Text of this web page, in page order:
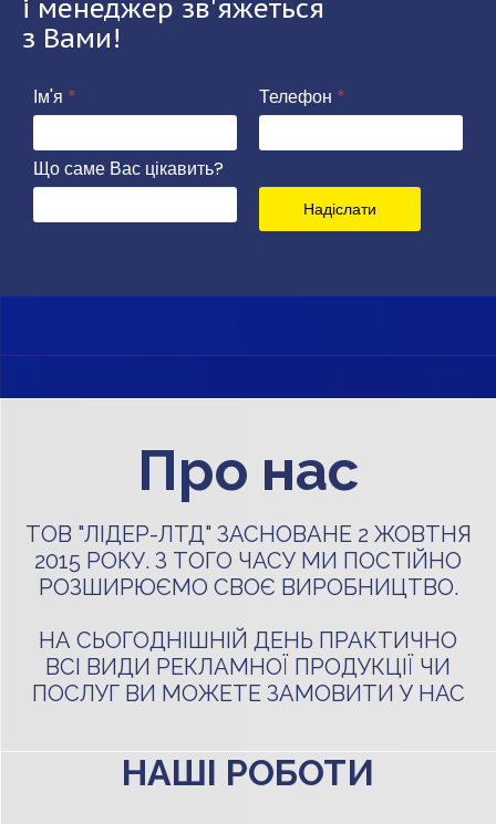
і менеджер зв'яжеться
з Вами!
Ім'я * Телефон *
Що саме Вас цікавить?
Надіслати
Про нас
ТОВ "ЛІДЕР-ЛТД" ЗАСНОВАНЕ 2 ЖОВТНЯ
2015 РОКУ. З ТОГО ЧАСУ МИ ПОСТІЙНО
РОЗШИРЮЄМО СВОЄ ВИРОБНИЦТВО.
НА СЬОГОДНІШНІЙ ДЕНЬ ПРАКТИЧНО
ВСІ ВИДИ РЕКЛАМНОЇ ПРОДУКЦІЇ ЧИ
ПОСЛУГ ВИ МОЖЕТЕ ЗАМОВИТИ У НАС
НАШІ РОБОТИ